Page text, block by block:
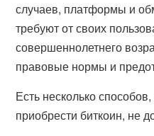
случаев, платформы и
требуют от своих
совершеннолетнего
правовые нормы и
Есть несколько
приобрести биткоин, не